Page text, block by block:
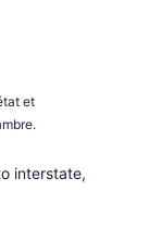
et
interstate,